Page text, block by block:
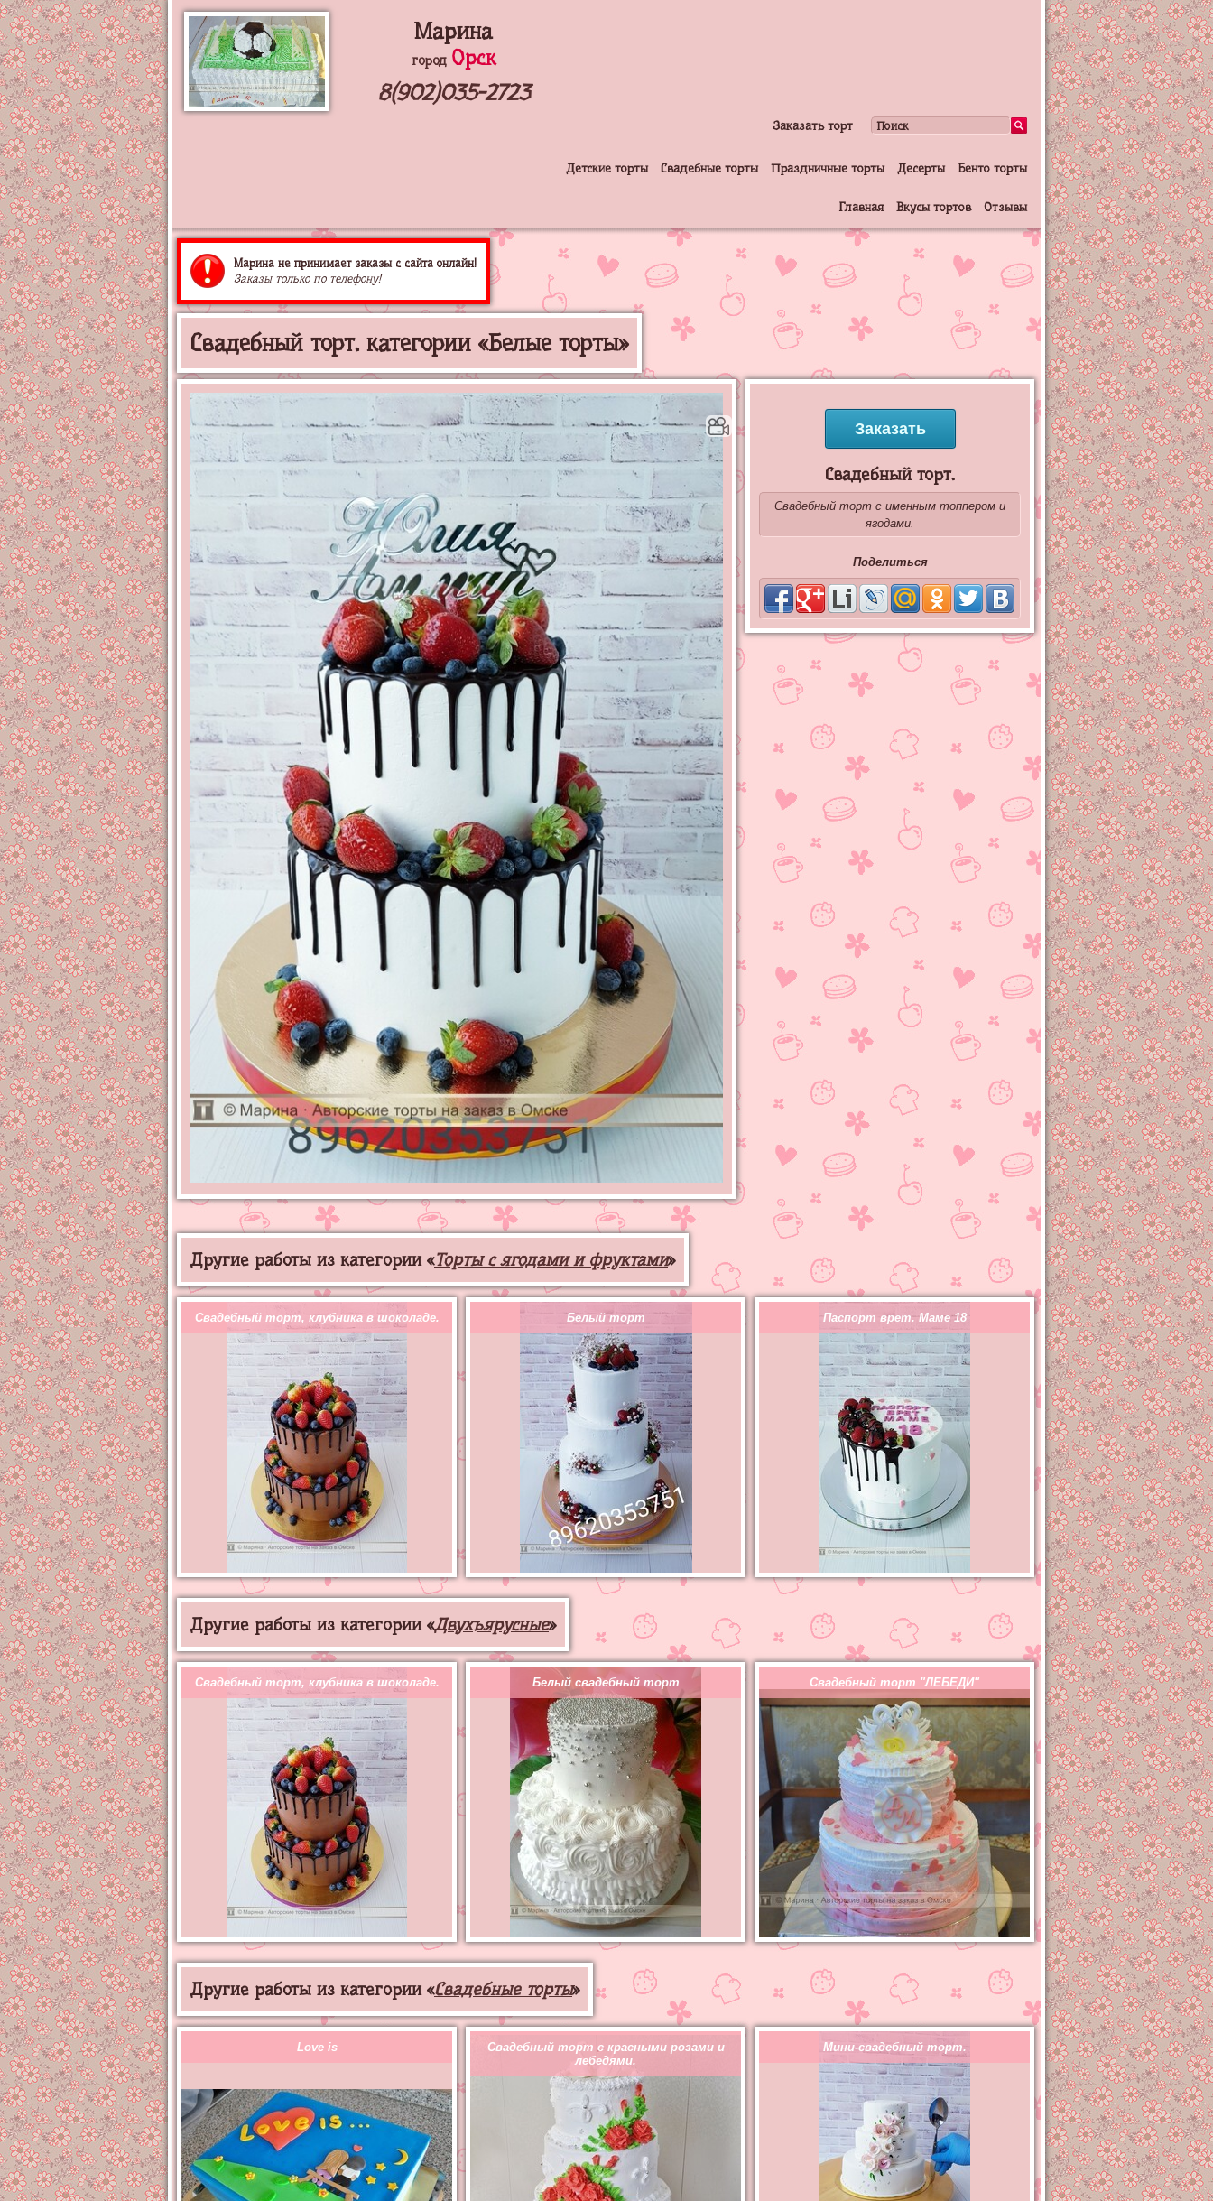
Марина
город Орск
8(902)035-2723
Заказать торт
Детские торты Свадебные торты Праздничные торты Десерты Бенто торты
Главная Вкусы тортов Отзывы
Марина не принимает заказы с сайта онлайн!
Заказы только по телефону!
Свадебный торт. категории «Белые торты»
Заказать
Свадебный торт.
Свадебный торт с именным топпером и
ягодами.
Поделиться
Другие работы из категории «Торты с ягодами и фруктами»
Свадебный торт, клубника в шоколаде. Белый торт Паспорт врет. Маме 18
Другие работы из категории «Двухъярусные»
Свадебный торт, клубника в шоколаде. Белый свадебный торт Свадебный торт "ЛЕБЕДИ"
Другие работы из категории «Свадебные торты»
Love is
Свадебный торт с красными розами и
лебедями.
Мини-свадебный торт.